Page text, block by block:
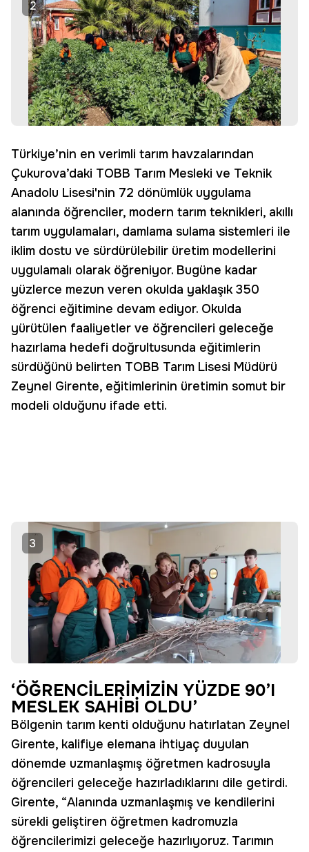
2
Türkiye’nin en verimli tarım havzalarından
Çukurova’daki TOBB Tarım Mesleki ve Teknik
Anadolu Lisesi'nin 72 dönümlük uygulama
alanında öğrenciler, modern tarım teknikleri, akıllı
tarım uygulamaları, damlama sulama sistemleri ile
iklim dostu ve sürdürülebilir üretim modellerini
uygulamalı olarak öğreniyor. Bugüne kadar
yüzlerce mezun veren okulda yaklaşık 350
öğrenci eğitimine devam ediyor. Okulda
yürütülen faaliyetler ve öğrencileri geleceğe
hazırlama hedefi doğrultusunda eğitimlerin
sürdüğünü belirten TOBB Tarım Lisesi Müdürü
Zeynel Girente, eğitimlerinin üretimin somut bir
modeli olduğunu ifade etti.
3
‘ÖĞRENCİLERİMİZİN YÜZDE 90’I
MESLEK SAHİBİ OLDU’
Bölgenin tarım kenti olduğunu hatırlatan Zeynel
Girente, kalifiye elemana ihtiyaç duyulan
dönemde uzmanlaşmış öğretmen kadrosuyla
öğrencileri geleceğe hazırladıklarını dile getirdi.
Girente, “Alanında uzmanlaşmış ve kendilerini
sürekli geliştiren öğretmen kadromuzla
öğrencilerimizi geleceğe hazırlıyoruz. Tarımın